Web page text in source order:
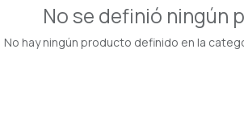
No se definió ningún
No hay ningún producto definido en la